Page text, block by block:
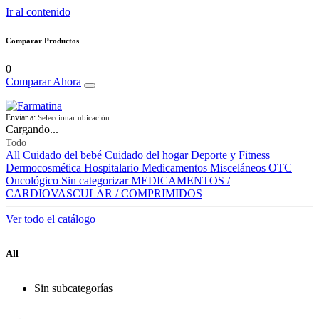
Ir al contenido
Comparar Productos
0
Comparar Ahora
Enviar a: Seleccionar ubicación
Cargando...
Todo
All Cuidado del bebé Cuidado del hogar Deporte y Fitness
Dermocosmética Hospitalario Medicamentos Misceláneos OTC
Oncológico Sin categorizar MEDICAMENTOS /
CARDIOVASCULAR / COMPRIMIDOS
Ver todo el catálogo
All
Sin subcategorías